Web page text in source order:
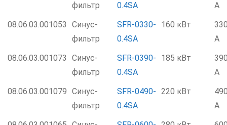
фильтр
0.4SA
А
08.06.03.001053
Синус-
фильтр
SFR-0330-
0.4SA
160 кВт
А
08.06.03.001073
Синус-
фильтр
SFR-0390-
0.4SA
185 кВт
А
08.06.03.001079 Синус-
фильтр
SFR-0490-
0.4SA
220 кВт
А